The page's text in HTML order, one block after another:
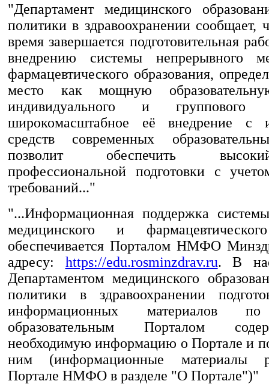
"Департамент медицинского
политики в здравоохранении сообщает,
время завершается подготовительная
внедрению системы непрерывного
фармацевтического образования,
место как мощную
индивидуального и
широкомасштабное её внедрение с
средств современных
позволит обеспечить
профессиональной подготовки с
требований..."
"...Информационная поддержка
медицинского и
обеспечивается Порталом НМФО
адресу: https://edu.rosminzdrav.ru. В
Департаментом медицинского
политики в здравоохранении
информационных материалов
образовательным Порталом
необходимую информацию о Портале и
ним (информационные материалы
Портале НМФО в разделе "О Портале")"